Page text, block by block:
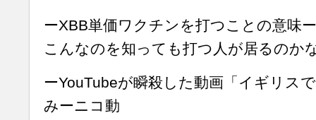
ーXBB単価ワクチンを打つことの意味
こんなのを知っても打つ人が居るのか
ーYouTubeが瞬殺した動画「イギリス
みーニコ動